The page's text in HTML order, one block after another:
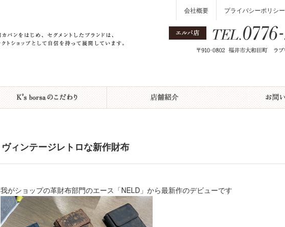
会社概要 プライバシーポリシー
ヴィンテージレトロな新作財布
我がショップの革財布部門のエース「NELD」から最新作のデビューです